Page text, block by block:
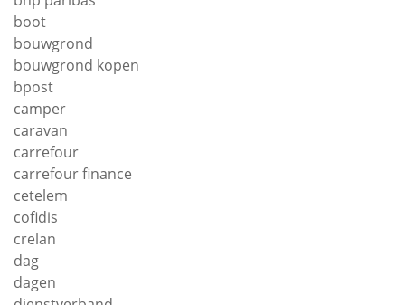
boot
bouwgrond
bouwgrond kopen
bpost
camper
caravan
carrefour
carrefour finance
cetelem
cofidis
crelan
dag
dagen